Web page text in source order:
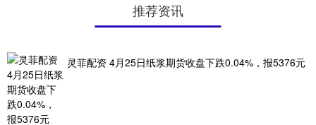
推荐资讯
灵菲配资 4月25日纸浆期货收盘下跌0.04%，报5376元